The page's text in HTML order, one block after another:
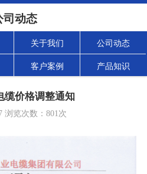
司动态
关于我们 公司动态
客户案例 产品知识
缆价格调整通知
浏览次数： 801次